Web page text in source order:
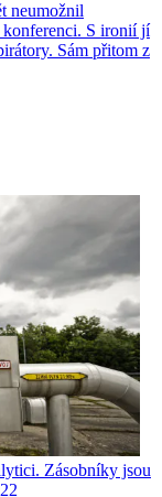
neumožnil
konferenci. S ironií jí
Sám přitom z
Zásobníky jsou